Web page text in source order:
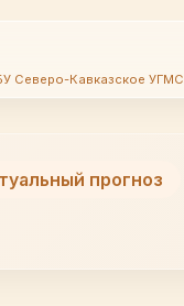
Северо-Кавказское УГМС
прогноз